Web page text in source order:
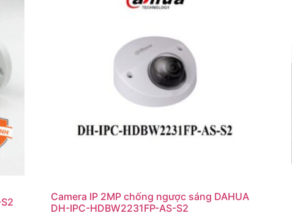
Camera IP 2MP chống ngược sáng DAHUA
DH-IPC-HDBW2231FP-AS-S2